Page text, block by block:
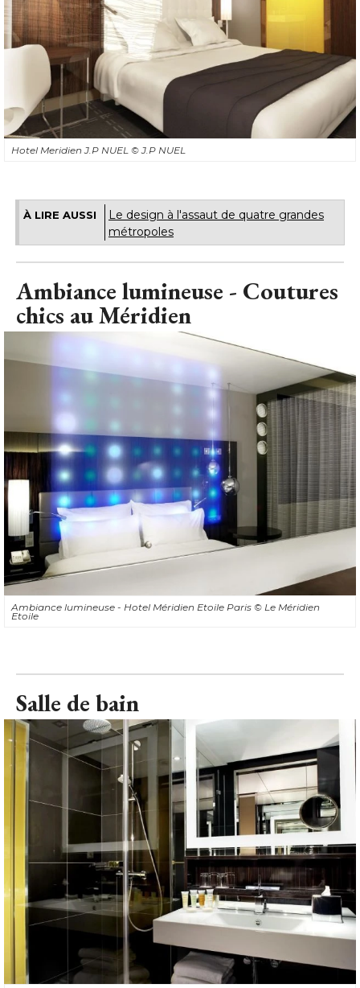
Hotel Meridien J.P NUEL © J.P NUEL
À LIRE AUSSI
Le design à l'assaut de quatre grandes
métropoles
Ambiance lumineuse - Coutures
chics au Méridien
Ambiance lumineuse - Hotel Méridien Etoile Paris © Le Méridien
Etoile
Salle de bain